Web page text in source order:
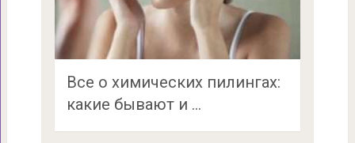
Все о химических пилингах:
какие бывают и …